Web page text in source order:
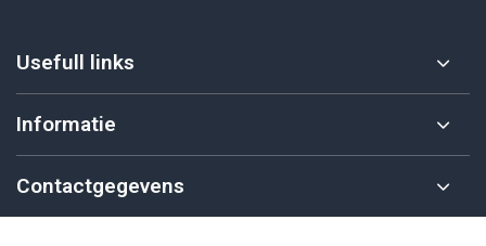
Usefull links
Informatie
Contactgegevens